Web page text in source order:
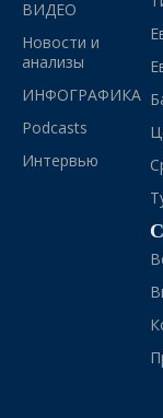
ВИДЕО
Новости и
анализы
ИНФОГРАФИКА
Podcasts
Интервью